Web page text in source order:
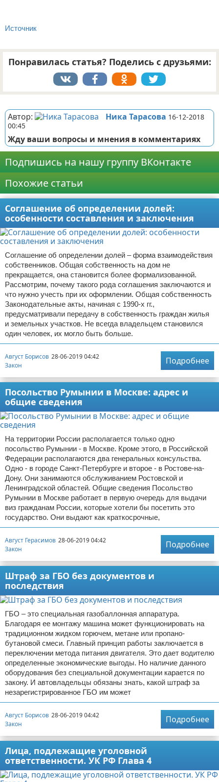
Источник
Понравилась статья? Поделись с друзьями:
Автор: Ника Тарасова 16-12-2018
00:45
Жду ваши вопросы и мнения в комментариях
Подпишись на нашу группу ВКонтакте
Похожие статьи
Соглашение об определении долей:
особенности составления и заключения
Соглашение об определении долей – форма взаимодействия
собственников. Общая собственность на дом не
прекращается, она становится более формализованной.
Рассмотрим, почему такого рода соглашения заключаются и
что нужно учесть при их оформлении. Общая собственность
Законодательные акты, начиная с 1990-х гг.,
предусматривали передачу в собственность граждан жилья
и земельных участков. Не всегда владельцем становился
один человек, их могло быть больше.
Август Борисов 28-06-2019 04:42
Закон
Подробнее
Посольство Румынии в Москве: адрес и
общие сведения
На территории России располагается только одно
посольство Румынии - в Москве. Кроме этого, в Российской
Федерации располагаются два генеральных консульства.
Одно - в городе Санкт-Петербурге и второе - в Ростове-на-
Дону. Они занимаются обслуживанием Ростовской и
Ленинградской областей. Общие сведения Посольство
Румынии в Москве работает в первую очередь для выдачи
виз гражданам России, которые хотели бы посетить это
государство. Они выдают как краткосрочные,
Август Герасимов 28-06-2019 04:42
Закон
Подробнее
Штраф за ГБО без документов и
последствия
ГБО – это специальная газобаллонная аппаратура.
Благодаря ее монтажу машина может функционировать на
традиционном жидком горючем, метане или пропано-
бутановой смеси. Главный принцип работы заключается в
переключении метода питания двигателя. Это дает водителю
определенные экономические выгоды. Но наличие данного
оборудования без специальной документации карается по
закону. И автовладельцы обязаны знать, какой штраф за
незарегистрированное ГБО им может
Август Борисов 28-06-2019 04:42
Закон
Подробнее
Лица, подлежащие уголовной
ответственности. УК РФ Глава 4